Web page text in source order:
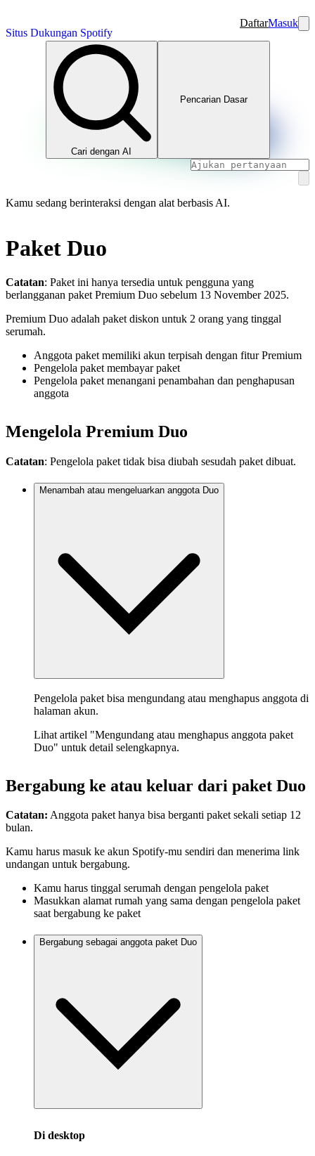
Situs Dukungan Spotify
DaftarMasuk
Cari dengan AI
Pencarian Dasar
Kamu sedang berinteraksi dengan alat berbasis AI.
Paket Duo
Catatan: Paket ini hanya tersedia untuk pengguna yang
berlangganan paket Premium Duo sebelum 13 November 2025.
Premium Duo adalah paket diskon untuk 2 orang yang tinggal
serumah.
Anggota paket memiliki akun terpisah dengan fitur Premium
Pengelola paket membayar paket
Pengelola paket menangani penambahan dan penghapusan
anggota
Mengelola Premium Duo
Catatan: Pengelola paket tidak bisa diubah sesudah paket dibuat.
Menambah atau mengeluarkan anggota Duo
Pengelola paket bisa mengundang atau menghapus anggota di
halaman akun.
Lihat artikel "Mengundang atau menghapus anggota paket
Duo" untuk detail selengkapnya.
Bergabung ke atau keluar dari paket Duo
Catatan: Anggota paket hanya bisa berganti paket sekali setiap 12
bulan.
Kamu harus masuk ke akun Spotify-mu sendiri dan menerima link
undangan untuk bergabung.
Kamu harus tinggal serumah dengan pengelola paket
Masukkan alamat rumah yang sama dengan pengelola paket
saat bergabung ke paket
Bergabung sebagai anggota paket Duo
Di desktop